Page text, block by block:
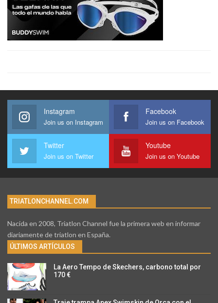
Instagram
Join us on Instagram
Facebook
Join us on Facebook
Twitter
Join us on Twitter
Youtube
Join us on Youtube
TRIATLONCHANNEL.COM
Nacida en 2008, Triatlon Channel fue la primera web en informar
diariamente de triatlon en España.
ÚLTIMOS ARTÍCULOS
La Aero Tempo de Skechers, carbono total por
170 €